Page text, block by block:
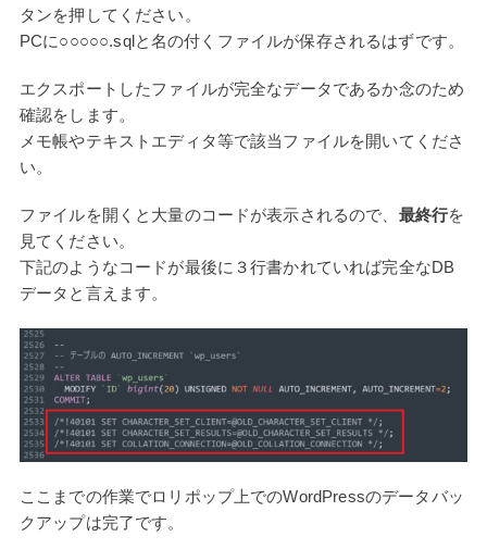
タンを押してください。
PCに○○○○○.sqlと名の付くファイルが保存されるはずです。
エクスポートしたファイルが完全なデータであるか念のため
確認をします。
メモ帳やテキストエディタ等で該当ファイルを開いてくださ
い。
ファイルを開くと大量のコードが表示されるので、 最終行を
見てください。
下記のようなコードが最後に３行書かれていれば完全なDB
データと言えます。
ここまでの作業でロリポップ上でのWordPressのデータバッ
クアップは完了です。